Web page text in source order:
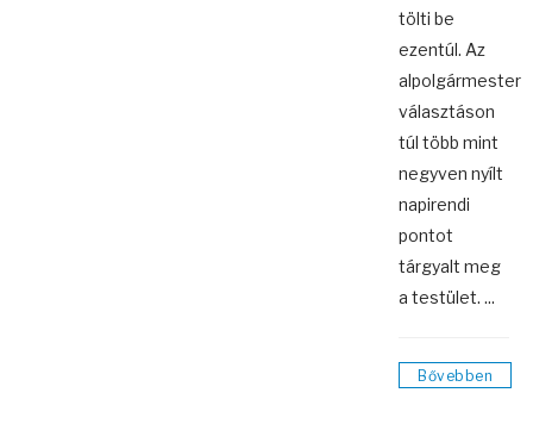
tölti be
ezentúl. Az
alpolgármester
választáson
túl több mint
negyven nyílt
napirendi
pontot
tárgyalt meg
a testület. ...
Bővebben